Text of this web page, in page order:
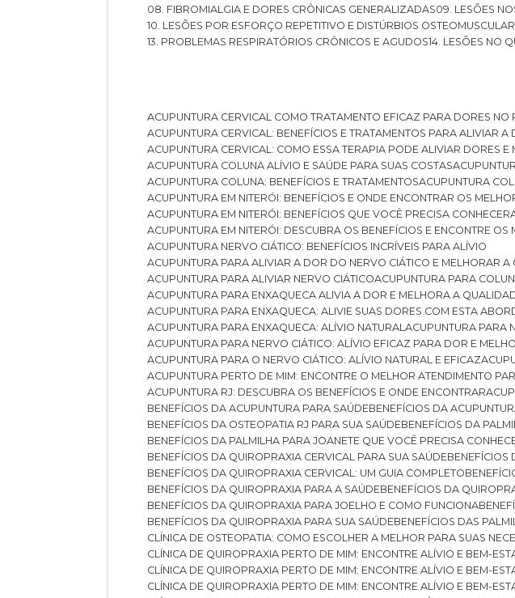
08. FIBROMIALGIA E DORES CRÔNICAS GENERALIZADAS
09. LESÕES
10. LESÕES POR ESFORÇO REPETITIVO E DISTÚRBIOS
13. PROBLEMAS RESPIRATÓRIOS CRÔNICOS E AGUDOS 14. LESÕES NO
ACUPUNTURA CERVICAL COMO TRATAMENTO EFICAZ PARA DORES NO
ACUPUNTURA CERVICAL: BENEFÍCIOS E TRATAMENTOS PARA ALIVIAR
ACUPUNTURA CERVICAL: COMO ESSA TERAPIA PODE ALIVIAR DORES
ACUPUNTURA COLUNA ALÍVIO E SAÚDE PARA SUAS COSTAS
ACUPUNTURA COLUNA: BENEFÍCIOS E TRATAMENTOS
ACUPUNTURA
ACUPUNTURA EM NITERÓI: BENEFÍCIOS E ONDE ENCONTRAR OS
ACUPUNTURA EM NITERÓI: BENEFÍCIOS QUE VOCÊ PRECISA CONHECER
ACUPUNTURA EM NITERÓI: DESCUBRA OS BENEFÍCIOS E ENCONTRE
ACUPUNTURA NERVO CIÁTICO: BENEFÍCIOS INCRÍVEIS PARA ALÍVIO
ACUPUNTURA PARA ALIVIAR A DOR DO NERVO CIÁTICO E MELHORAR
ACUPUNTURA PARA ALIVIAR NERVO CIÁTICO
ACUPUNTURA PARA
ACUPUNTURA PARA ENXAQUECA ALIVIA A DOR E MELHORA A
ACUPUNTURA PARA ENXAQUECA: ALIVIE SUAS DORES COM ESTA
ACUPUNTURA PARA ENXAQUECA: ALÍVIO NATURAL
ACUPUNTURA
ACUPUNTURA PARA NERVO CIÁTICO: ALÍVIO EFICAZ PARA DOR E
ACUPUNTURA PARA O NERVO CIÁTICO: ALÍVIO NATURAL E EFICAZ
ACUPUNTURA PERTO DE MIM: ENCONTRE O MELHOR ATENDIMENTO
ACUPUNTURA RJ: DESCUBRA OS BENEFÍCIOS E ONDE ENCONTRAR
BENEFÍCIOS DA ACUPUNTURA PARA SAÚDE
BENEFÍCIOS DA
BENEFÍCIOS DA OSTEOPATIA RJ PARA SUA SAÚDE
BENEFÍCIOS DA
BENEFÍCIOS DA PALMILHA PARA JOANETE QUE VOCÊ PRECISA
BENEFÍCIOS DA QUIROPRAXIA CERVICAL PARA SUA SAÚDE
BENEFÍCIOS DA QUIROPRAXIA CERVICAL: UM GUIA COMPLETO
BENEFÍCIOS DA QUIROPRAXIA PARA A SAÚDE
BENEFÍCIOS DA
BENEFÍCIOS DA QUIROPRAXIA PARA JOELHO E COMO FUNCIONA
BENEFÍCIOS DA QUIROPRAXIA PARA SUA SAÚDE
BENEFÍCIOS DAS
CLÍNICA DE OSTEOPATIA: COMO ESCOLHER A MELHOR PARA SUAS
CLÍNICA DE QUIROPRAXIA PERTO DE MIM: ENCONTRE ALÍVIO E BEM-
CLÍNICA DE QUIROPRAXIA PERTO DE MIM: ENCONTRE ALÍVIO E BEM-
CLÍNICA DE QUIROPRAXIA PERTO DE MIM: ENCONTRE ALÍVIO E BEM-